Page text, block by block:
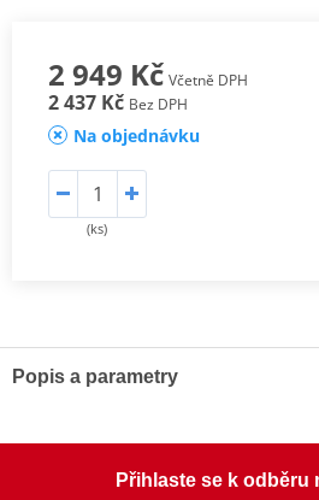
2 949 Kč Včetně DPH
2 437 Kč Bez DPH
Na objednávku
(ks)
Popis a parametry
PDF Aerodynamic test
Mounting tipsPřihlaste se k odběru